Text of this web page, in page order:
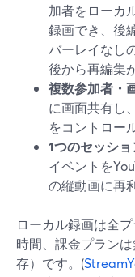
加者をローカ
録画でき、後
バーレイなし
後から再編集
複数参加者・
に画面共有し
をコントロー
1つのセッショ
イベントを
の縦動画に再
ローカル録画は全
時間、課金プラン
存）です。(